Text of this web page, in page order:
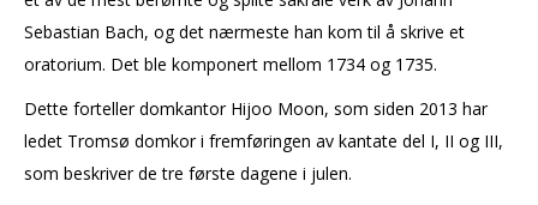
Sebastian Bach, og det nærmeste han kom til å skrive et
oratorium. Det ble komponert mellom 1734 og 1735.
Dette forteller domkantor Hijoo Moon, som siden 2013 har
ledet Tromsø domkor i fremføringen av kantate del I, II og III,
som beskriver de tre første dagene i julen.